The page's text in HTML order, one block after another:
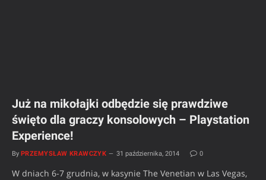
Już na mikołajki odbędzie się prawdziwe
święto dla graczy konsolowych – Playstation
Experience!
By PRZEMYSŁAW KRAWCZYK 31 października, 2014 0
W dniach 6-7 grudnia, w kasynie The Venetian w Las Vegas,